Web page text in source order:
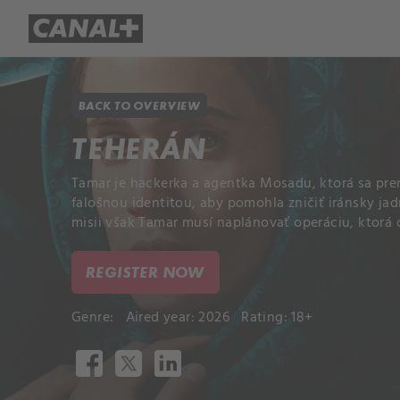
BACK TO OVERVIEW
TEHERÁN
Tamar je hackerka a agentka Mosadu, ktorá sa
falošnou identitou, aby pomohla zničiť iránsky
misii však Tamar musí naplánovať operáciu,
REGISTER NOW
Genre: Aired year: 2026 Rating: 18+